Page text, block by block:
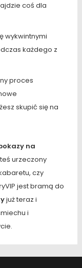
coś dla
wykwintnymi
każdego z
proces
skupić się na
na
urzeczony
czy
jest bramą do
już teraz i
i